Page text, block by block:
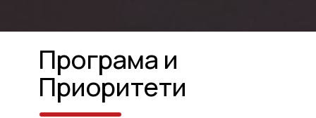
Програма и
Приоритети